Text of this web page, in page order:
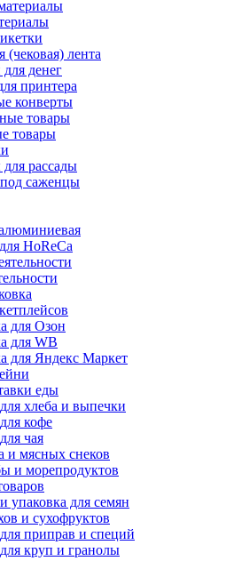
(чековая) лента
денег
принтера
конверты
товары
рассады
саженцы
HoReCa
для Озон
для WB
для Яндекс Маркет
еды
хлеба и выпечки
кофе
чая
и мясных снеков
и морепродуктов
упаковка для семян
и сухофруктов
приправ и специй
круп и гранолы